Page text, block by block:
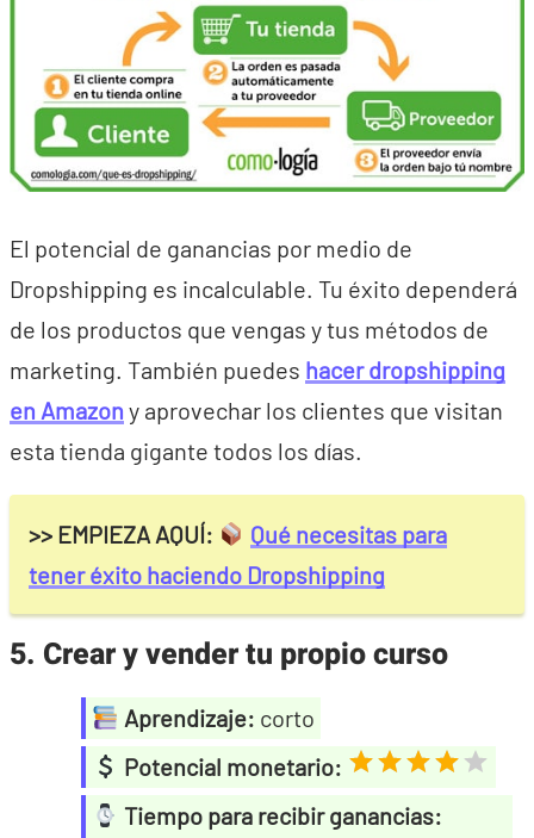
El potencial de ganancias por medio de
Dropshipping es incalculable. Tu éxito dependerá
de los productos que vengas y tus métodos de
marketing. También puedes hacer dropshipping
en Amazon y aprovechar los clientes que visitan
esta tienda gigante todos los días.
>> EMPIEZA AQUÍ:
Qué necesitas para
tener éxito haciendo Dropshipping
5. Crear y vender tu propio curso
Aprendizaje: corto
Potencial monetario:
Tiempo para recibir ganancias: